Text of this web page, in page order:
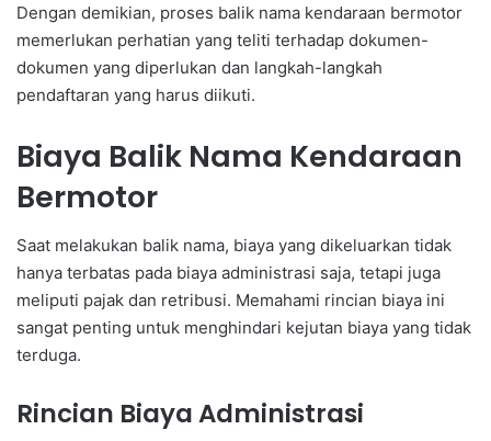
Dengan demikian, proses balik nama kendaraan bermotor
memerlukan perhatian yang teliti terhadap dokumen-
dokumen yang diperlukan dan langkah-langkah
pendaftaran yang harus diikuti.
Biaya Balik Nama Kendaraan
Bermotor
Saat melakukan balik nama, biaya yang dikeluarkan tidak
hanya terbatas pada biaya administrasi saja, tetapi juga
meliputi pajak dan retribusi. Memahami rincian biaya ini
sangat penting untuk menghindari kejutan biaya yang tidak
terduga.
Rincian Biaya Administrasi